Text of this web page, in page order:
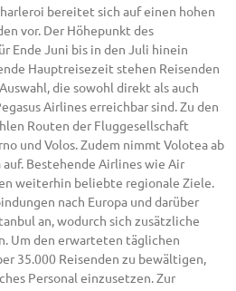
bereitet sich auf einen hohen
vor. Der Höhepunkt des
Ende Juni bis in den Juli hinein
Hauptreisezeit stehen Reisenden
die sowohl direkt als auch
Airlines erreichbar sind. Zu den
Routen der Fluggesellschaft
und Volos. Zudem nimmt Volotea ab
Bestehende Airlines wie Air
weiterhin beliebte regionale Ziele.
nach Europa und darüber
an, wodurch sich zusätzliche
Um den erwarteten täglichen
35.000 Reisenden zu bewältigen,
Personal einzusetzen. Zur